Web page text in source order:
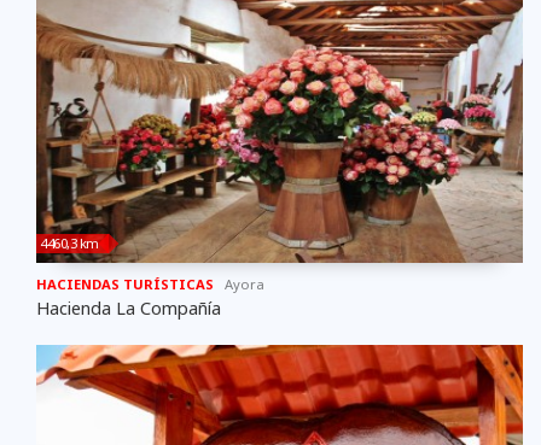
4460,3 km
HACIENDAS TURÍSTICAS Ayora
Hacienda La Compañía